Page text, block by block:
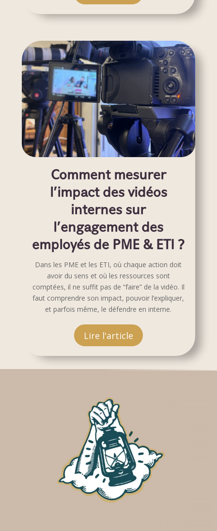
Comment mesurer
l’impact des vidéos
internes sur
l’engagement des
employés de PME & ETI ?
Dans les PME et les ETI, où chaque action doit
avoir du sens et où les ressources sont
comptées, il ne suffit pas de “faire” de la vidéo. Il
faut comprendre son impact, pouvoir l’expliquer,
et parfois même, le défendre en interne.
Lire l'article